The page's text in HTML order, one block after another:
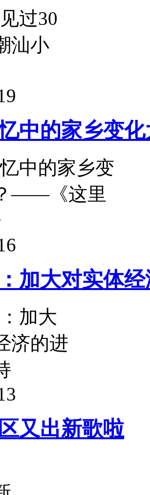
中的家乡变
加大对实体
又出新歌啦